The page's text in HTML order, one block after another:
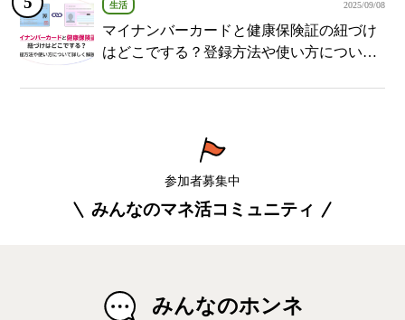
生活 2025/09/08
マイナンバーカードと健康保険証の紐づけ
はどこでする？登録方法や使い方について
参加者募集中
みんなのマネ活コミュニティ
みんなのホンネ